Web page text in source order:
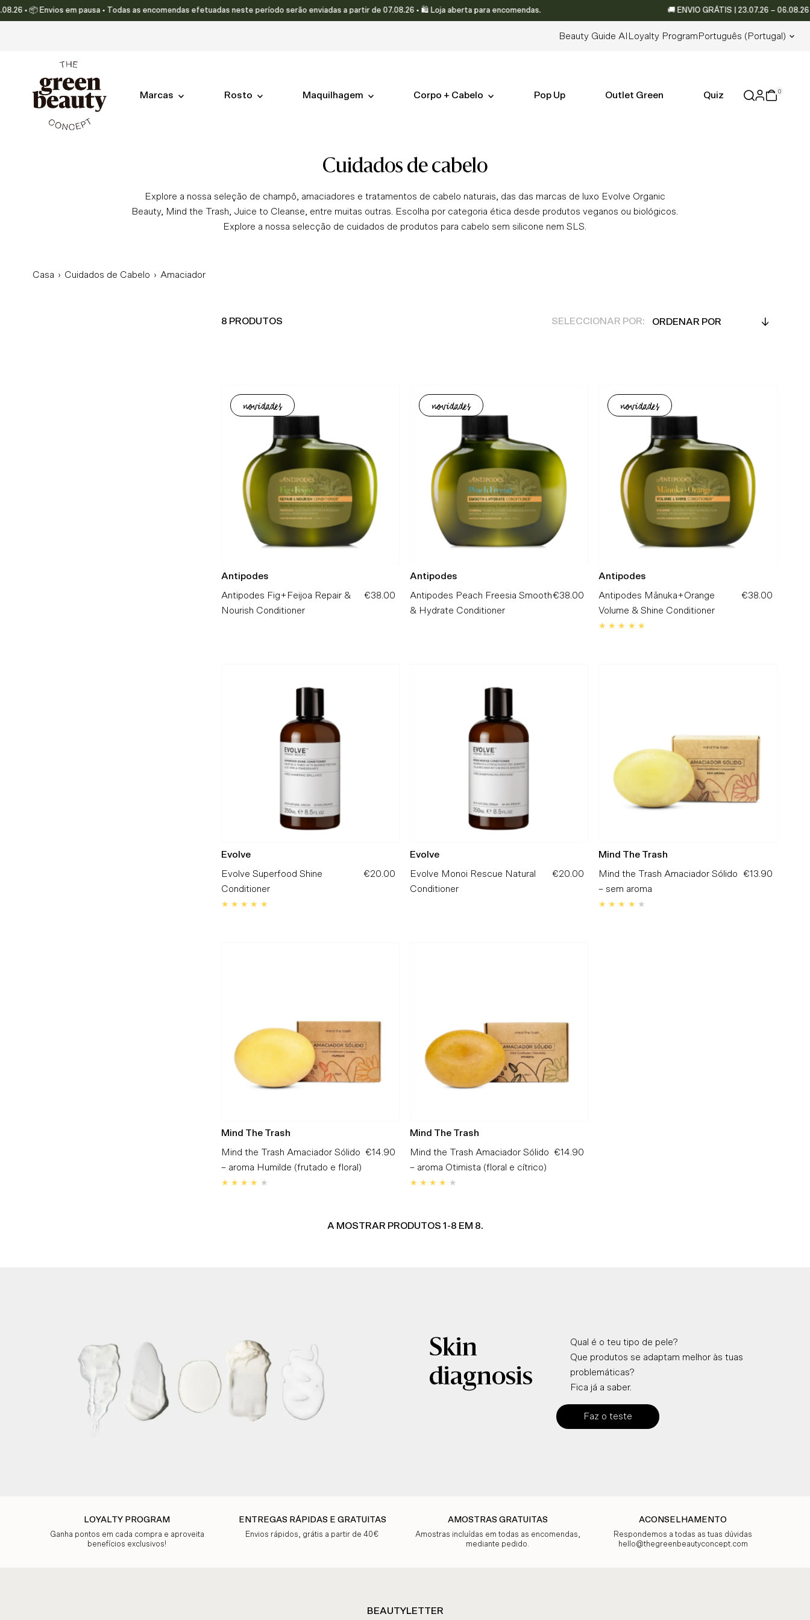
Translation missing: pt-PT.accessibility.skip_to_text
• 📦 Envios em pausa • Todas as encomendas efetuadas neste período serão enviadas a partir de 07.08.26 • 🛍️ Loja aberta para encomendas. 🚚 ENVIO GRÁTIS | 23.07.26 – 06.08.26 •
Beauty Guide AI Loyalty ProgramPortuguês (portugal)
Marcas Rosto Maquilhagem Corpo + Cabelo Pop Up Outlet Green Quiz 0
cuidados de cabelo
Explore a nossa seleção de champô, amaciadores e tratamentos de cabelo naturais, das das marcas de luxo Evolve Organic
Beauty, Mind the Trash, Juice to Cleanse, entre muitas outras. Escolha por categoria ética desde produtos veganos ou biológicos.
Explore a nossa selecção de cuidados de produtos para cabelo sem silicone nem SLS.
Casa › Cuidados de Cabelo › Amaciador
8 PRODUTOS SELECCIONAR POR:
Alfabeticamente, A-Z
Preço, mais baratos
Preço, mais caros
Data, mais antigos
Data, mais recentes
novidades
Antipodes
Antipodes Fig+Feijoa Repair &
Nourish Conditioner
Preço
Normal
€38.00
novidades
Antipodes
Antipodes Peach Freesia Smooth
& Hydrate Conditioner
Preço
Normal
€38.00
novidades
Antipodes
Antipodes Mānuka+Orange
Volume & Shine Conditioner
Preço
€38.00
Evolve
Evolve Superfood Shine
Conditioner
Preço
Normal
€20.00
Evolve
Evolve Monoi Rescue Natural
Conditioner
Preço
Normal
€20.00
Mind The Trash
Mind the Trash Amaciador Sólido
– sem aroma
Preço
€13.90
Mind The Trash
Mind the Trash Amaciador Sólido
– aroma Humilde (frutado e floral)
Preço
Normal
€14.90
Mind The Trash
Mind the Trash Amaciador Sólido
– aroma Otimista (floral e cítrico)
Preço
€14.90
A MOSTRAR PRODUTOS 1-8 EM 8.
Skin
diagnosis
Qual é o teu tipo de pele?
Que produtos se adaptam melhor às tuas
problemáticas?
Fica já a saber.
Faz o teste
LOYALTY PROGRAM
Ganha pontos em cada compra e aproveita
benefícios exclusivos!
ENTREGAS RÁPIDAS E GRATUITAS
Envios rápidos, grátis a partir de 40€
AMOSTRAS GRATUITAS
Amostras incluídas em todas as encomendas,
mediante pedido.
ACONSELHAMENTO
Respondemos a todas as tuas dúvidas
hello@thegreenbeautyconcept.com
BEAUTYLETTER